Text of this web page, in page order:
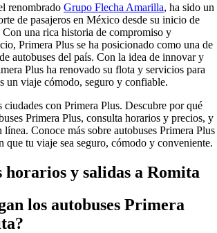
renombrado Grupo Flecha Amarilla, ha sido un
de pasajeros en México desde su inicio de
Con una rica historia de compromiso y
Primera Plus se ha posicionado como una de
autobuses del país. Con la idea de innovar y
Plus ha renovado su flota y servicios para
un viaje cómodo, seguro y confiable.
ciudades con Primera Plus. Descubre por qué
Primera Plus, consulta horarios y precios, y
línea. Conoce más sobre autobuses Primera Plus
que tu viaje sea seguro, cómodo y conveniente.
y salidas a Romita
los autobuses Primera